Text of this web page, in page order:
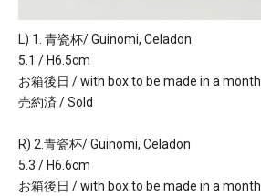
L) 1. 青瓷杯/ Guinomi, Celadon
5.1 / H6.5cm
お箱後日 / with box to be made in a month
売約済 / Sold
R) 2.青瓷杯/ Guinomi, Celadon
5.3 / H6.6cm
お箱後日 / with box to be made in a month